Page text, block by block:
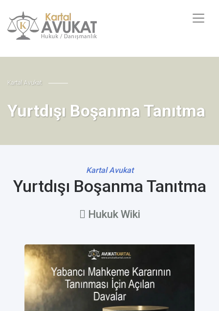
Kartal Avukat
Yurtdışı Boşanma Tanıtma
Kartal Avukat
Yurtdışı Boşanma Tanıtma
Hukuk Wiki